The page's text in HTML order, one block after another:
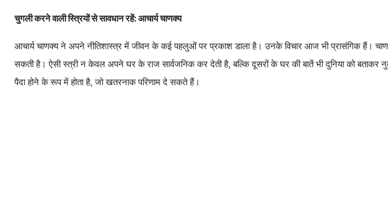
चुगली करने वाली स्त्रियों से सावधान रहें: आचार्य चाणक्य
आचार्य चाणक्य ने अपने नीतिशास्त्र में जीवन के कई पहलुओं पर प्रकाश डाला है। उनके विचार आज भी प्रासंगिक हैं।
सकती है। ऐसी स्त्री न केवल अपने घर के राज सार्वजनिक कर देती है, बल्कि दूसरों के घर की बातें भी दुनिया को बताकर
पैदा होने के रूप में होता है, जो खतरनाक परिणाम दे सकते हैं।